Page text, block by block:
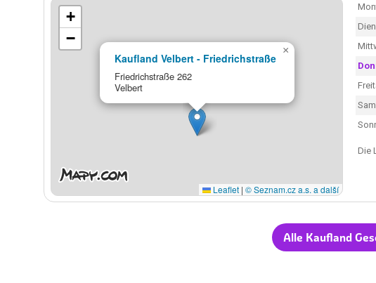
Kaufland Velbert - Friedrichstraße
Friedrichstraße 262
Velbert
×
+
−
Leaflet | © Seznam.cz a.s. a další
Die
Alle Kaufland